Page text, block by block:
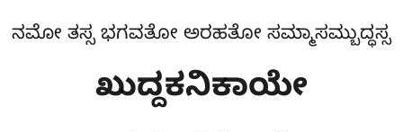
ನಮೋ ತಸ್ಸ ಭಗವತೋ ಅರಹತೋ ಸಮ್ಮಾಸಮ್ಬುದ್ಧಸ್ಸ
ಖುದ್ದಕನಿಕಾಯೇ